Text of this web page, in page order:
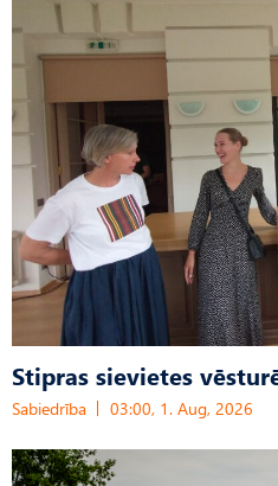
Stipras sievietes
Sabiedrība 03:00, 1. Aug, 2026